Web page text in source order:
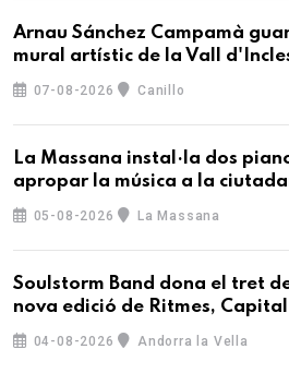
Arnau Sánchez Campamà
mural artístic de la Vall
07-08-2026 Canillo
La Massana instal·la dos
apropar la música a la
05-08-2026 La Massana
Soulstorm Band dona el tret
nova edició de Ritmes, Capital
04-08-2026 Andorra la Vella